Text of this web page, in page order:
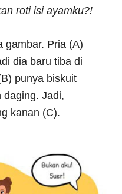
roti isi ayamku?!
gambar. Pria (A)
dia baru tiba di
punya biskuit
daging. Jadi,
kanan (C).